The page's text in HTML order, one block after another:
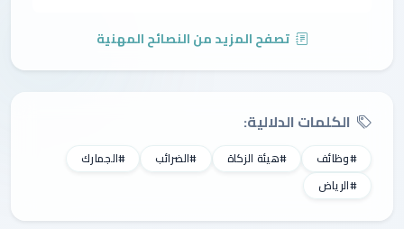
تصفح المزيد من النصائح المهنية
الكلمات الدلالية:
#وظائف #هيئة الزكاة #الضرائب
#الجمارك
#الرياض